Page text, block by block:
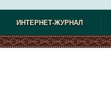
ИНТЕРНЕТ-ЖУРНАЛ